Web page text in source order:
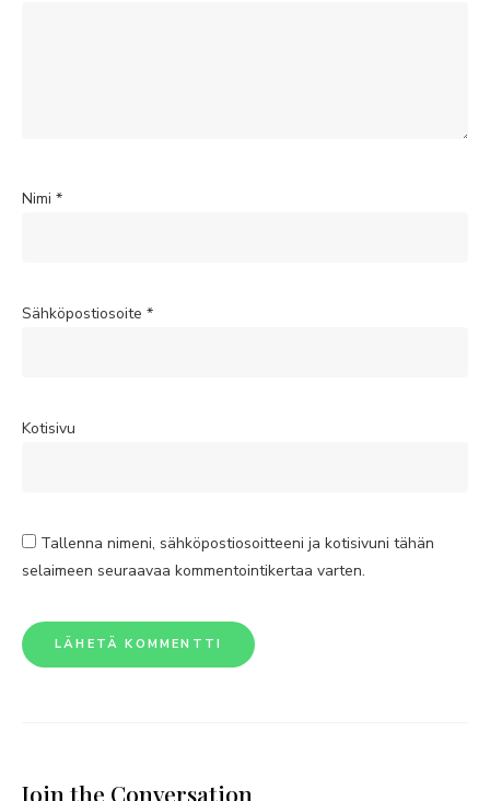
Nimi *
Sähköpostiosoite *
Kotisivu
Tallenna nimeni, sähköpostiosoitteeni ja kotisivuni tähän
selaimeen seuraavaa kommentointikertaa varten.
Join the Conversation